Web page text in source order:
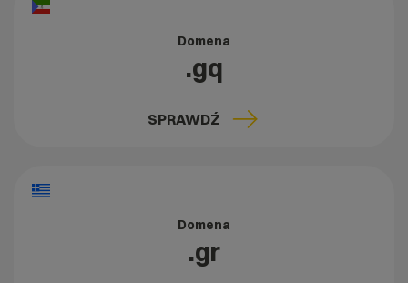
Domena
.gq
SPRAWDŹ
Domena
.gr